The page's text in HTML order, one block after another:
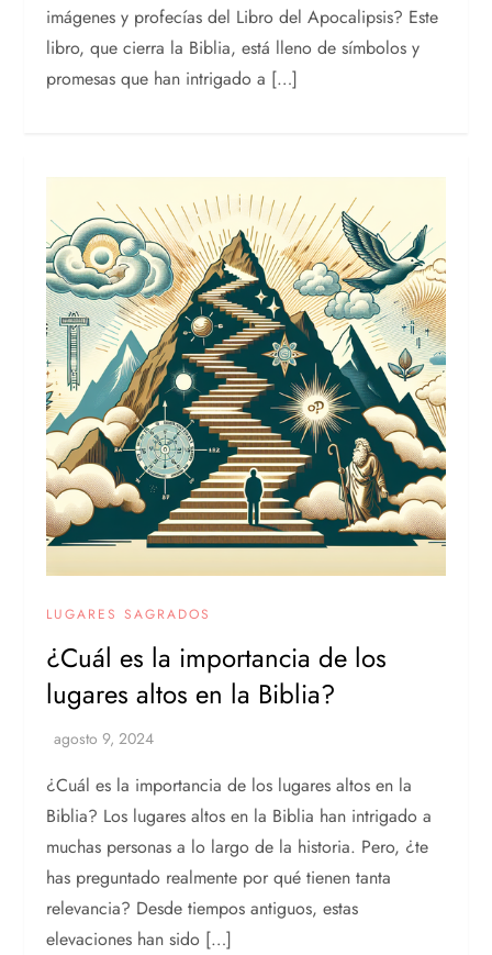
imágenes y profecías del Libro del Apocalipsis? Este
libro, que cierra la Biblia, está lleno de símbolos y
promesas que han intrigado a […]
LUGARES SAGRADOS
¿Cuál es la importancia de los
lugares altos en la Biblia?
¿Cuál es la importancia de los lugares altos en la
Biblia? Los lugares altos en la Biblia han intrigado a
muchas personas a lo largo de la historia. Pero, ¿te
has preguntado realmente por qué tienen tanta
relevancia? Desde tiempos antiguos, estas
elevaciones han sido […]